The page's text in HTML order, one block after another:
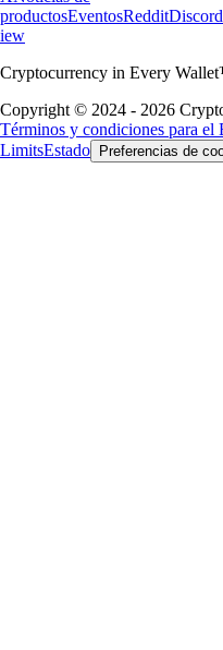
productosEventosRedditDiscord
iew
Cryptocurrency in Every
Copyright © 2024 - 2026
Términos y condiciones para el
LimitsEstado Preferencias de